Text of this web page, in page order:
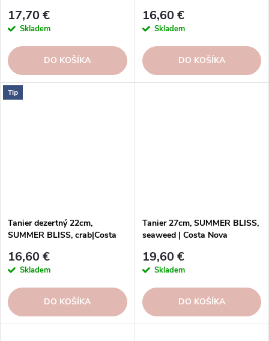
17,70 €
Skladem
DO KOŠÍKA
16,60 €
Skladem
DO KOŠÍKA
Tip
Tanier dezertný 22cm,
SUMMER BLISS, crab|Costa
16,60 €
Skladem
DO KOŠÍKA
Tanier 27cm, SUMMER BLISS,
seaweed | Costa Nova
19,60 €
Skladem
DO KOŠÍKA